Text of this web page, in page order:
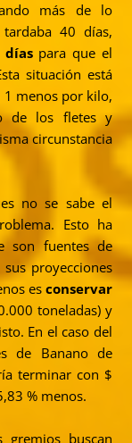
más de lo
40 días,
para que el
situación está
1 menos por kilo,
de los fletes y
circunstancia
no se sabe el
Esto ha
son fuentes de
proyecciones
es conservar
toneladas) y
En el caso del
de Banano de
terminar con $
% menos.
buscan